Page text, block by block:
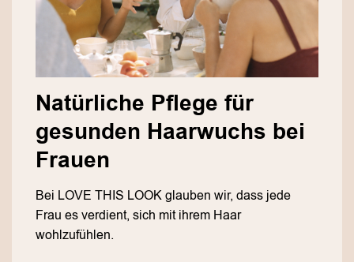
Natürliche Pflege für
gesunden Haarwuchs bei
Frauen
Bei LOVE THIS LOOK glauben wir, dass jede
Frau es verdient, sich mit ihrem Haar
wohlzufühlen.